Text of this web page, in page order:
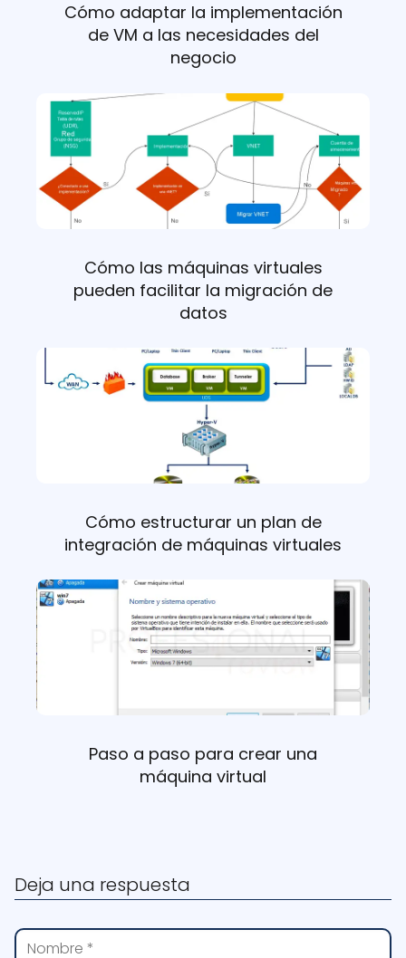
Cómo adaptar la implementación
de VM a las necesidades del
negocio
Cómo las máquinas virtuales
pueden facilitar la migración de
datos
Cómo estructurar un plan de
integración de máquinas virtuales
Paso a paso para crear una
máquina virtual
Deja una respuesta